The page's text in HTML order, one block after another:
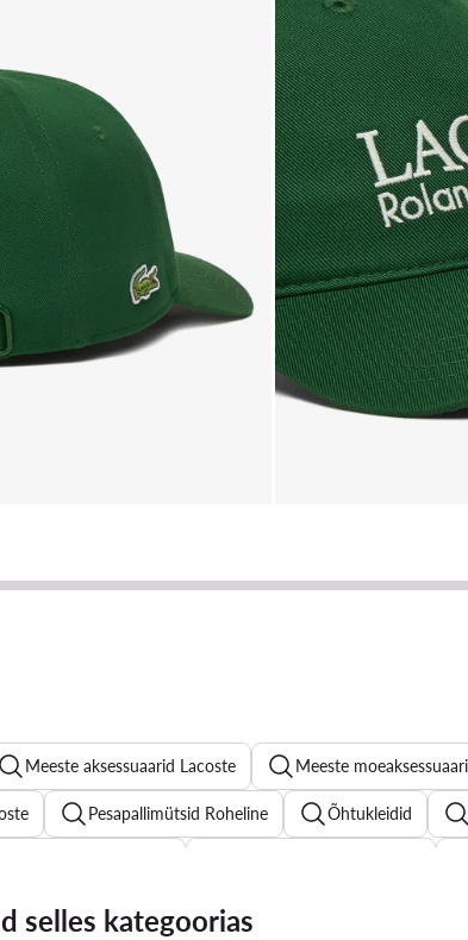
Meeste aksessuaarid Lacoste Meeste
Pesapallimütsid Roheline Õhtukleidid
Kaheosalised naiste ujumisriided - Värv:
selles kategoorias